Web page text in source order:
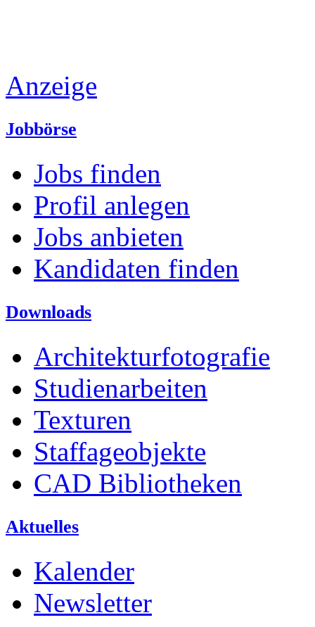
Anzeige
Jobbörse
Jobs finden
Profil anlegen
Jobs anbieten
Kandidaten finden
Downloads
Architekturfotografie
Studienarbeiten
Texturen
Staffageobjekte
CAD Bibliotheken
Aktuelles
Kalender
Newsletter